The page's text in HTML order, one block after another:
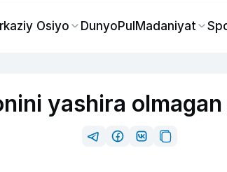
Osiyo DunyoPulMadaniyat
yashira